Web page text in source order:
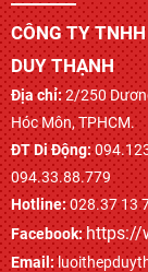
CÔNG TY
DUY THẠNH
Địa chỉ:2/250
Hóc Môn, TPHCM.
ĐT Di Động:
094.33.88.779
Hotline:028.37 13
Facebook: https://
Email: